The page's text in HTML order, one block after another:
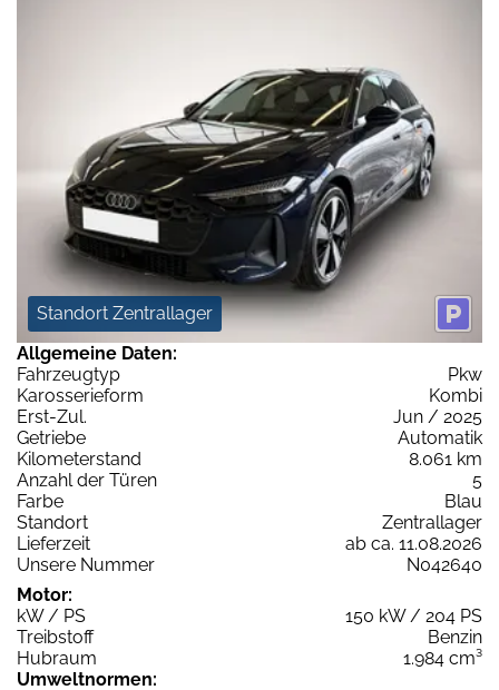
Standort Zentrallager
Allgemeine Daten:
Fahrzeugtyp
Pkw
Karosserieform
Kombi
Erst-Zul.
Jun / 2025
Getriebe
Automatik
Kilometerstand
8.061 km
Anzahl der Türen
5
Farbe
Blau
Standort
Zentrallager
Lieferzeit
ab ca. 11.08.2026
Unsere Nummer
N042640
Motor:
kW / PS
150 kW / 204 PS
Treibstoff
Benzin
Hubraum
1.984 cm³
Umweltnormen: